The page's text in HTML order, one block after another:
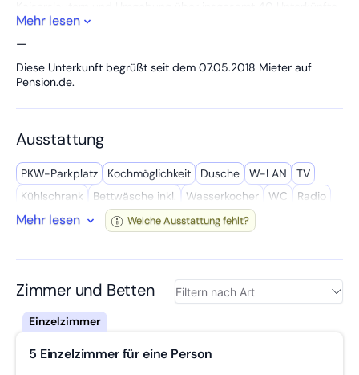
von Standard bis Premium - in verschiedenen Preisklassen
Da wir allen Gästen ein Maximum an Qualität bieten wollen
besteht jede der Wohnungen aus hochwertigen
Schlafmöglichkeiten, separatem Duschbad, vollwertige Küche,
int.Sendern sowie W-Lan und Parkmöglichkeiten.
Frische und natürlich saubere Bettwäsche sowie Handtücher
samt eines kleinen Presentkorbs erwarten Sie bei Ihrer Ankunft.
Wir freuen uns auf Ihre Anfrage und Ihren Aufenthalt.
Buchbar von 1-100 Personen
Wir sprechen Deutsch, Englisch und Polnisch
Mehr lesen
—
Diese Unterkunft begrüßt seit dem 07.05.2018 Mieter auf
Pension.de.
Ausstattung
PKW-Parkplatz Kochmöglich­keit Dusche W-LAN
TV
Kühl­schrank
Bettwäsche inkl. Wasserkocher WC
Radio
Getrennte Betten
Handtücher inkl. Raucher
Mehr lesen Welche Ausstattung fehlt?
Zimmer und Betten
5 Einzelzimmer für eine Person